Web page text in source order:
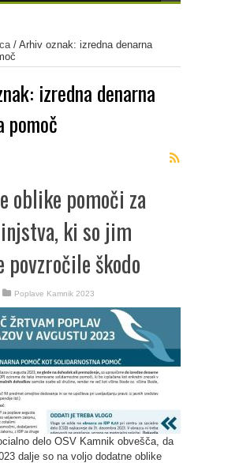
/ Arhiv oznak: izredna denarna
izredna denarna
pomoč
oblike pomoči za
ki so jim
povzročile škodo
Poplave Kamnik 2023
delo OSV Kamnik obvešča, da
dalje so na voljo dodatne oblike